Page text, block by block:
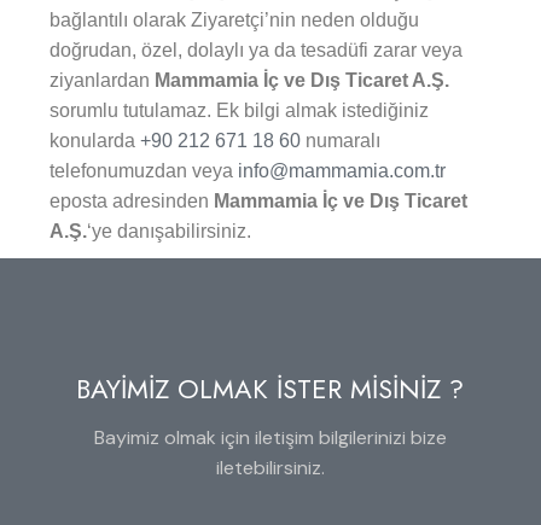
bağlantılı olarak Ziyaretçi’nin neden olduğu
doğrudan, özel, dolaylı ya da tesadüfi zarar veya
ziyanlardan Mammamia İç ve Dış Ticaret A.Ş.
sorumlu tutulamaz. Ek bilgi almak istediğiniz
konularda+90 212 671 18 60 numaralı
telefonumuzdan veya info@mammamia.com.tr
eposta adresinden Mammamia İç ve Dış Ticaret
A.Ş.‘ye danışabilirsiniz.
BAYİMİZ OLMAK İSTER MİSİNİZ ?
Bayimiz olmak için iletişim bilgilerinizi bize
iletebilirsiniz.